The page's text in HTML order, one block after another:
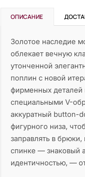
ОПИСАНИЕ
Золотое наследие
облекает вечную
утонченной
поплин с новой
фирменных деталей
специальными V-
аккуратный button-
фигурного низа,
заправлять в
спинке — знаковый
идентичностью, —